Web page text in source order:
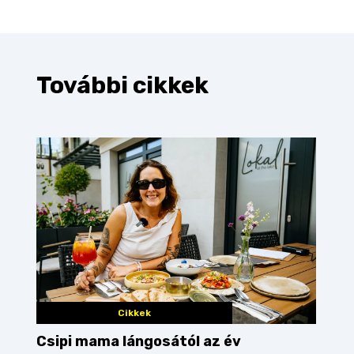
További cikkek
Cikkek
Csipi mama lángosától az év